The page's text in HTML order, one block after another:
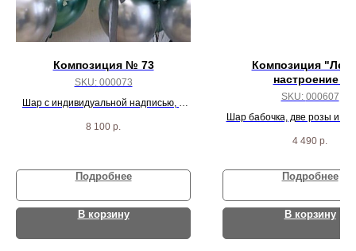
Композиция № 73
SKU: 000073
Шар с индивидуальной надписью, 4
зеленых шаров
8 100 р.
Подробнее
В корзину
Композиция
настроение "
SKU: 000607
Шар бабочка, две розы и
4 490 р.
Подробнее
В корзину